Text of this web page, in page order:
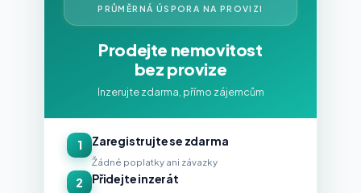
PRŮMĚRNÁ ÚSPORA NA PROVIZI
Prodejte nemovitost
bez provize
Inzerujte zdarma, přímo zájemcům
1 Zaregistrujte se zdarma
Žádné poplatky ani závazky
2 Přidejte inzerát